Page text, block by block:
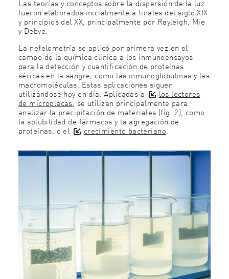
Las teorías y conceptos sobre la dispersión de la luz
fueron elaborados inicialmente a finales del siglo XIX
y principios del XX, principalmente por Rayleigh, Mie
y Debye.
La nefelometría se aplicó por primera vez en el
campo de la química clínica a los inmunoensayos
para la detección y cuantificación de proteínas
séricas en la sangre, como las inmunoglobulinas y las
macromoléculas. Estas aplicaciones siguen
utilizándose hoy en día. Aplicadas a los lectores
de microplacas, se utilizan principalmente para
analizar la precipitación de materiales (fig. 2), como
la solubilidad de fármacos y la agregación de
proteínas, o el crecimiento bacteriano.